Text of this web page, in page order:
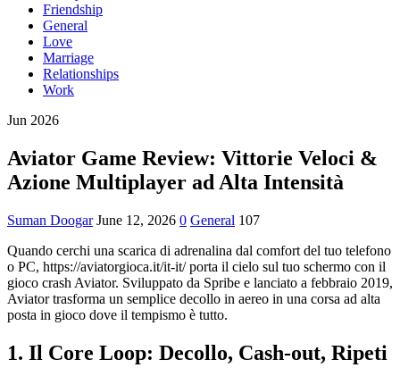
Friendship
General
Love
Marriage
Relationships
Work
Jun 2026
Aviator Game Review: Vittorie Veloci &
Azione Multiplayer ad Alta Intensità
Suman Doogar June 12, 2026 0 General 107
Quando cerchi una scarica di adrenalina dal comfort del tuo telefono
o PC, https://aviatorgioca.it/it-it/ porta il cielo sul tuo schermo con il
gioco crash Aviator. Sviluppato da Spribe e lanciato a febbraio 2019,
Aviator trasforma un semplice decollo in aereo in una corsa ad alta
posta in gioco dove il tempismo è tutto.
1. Il Core Loop: Decollo, Cash-out, Ripeti